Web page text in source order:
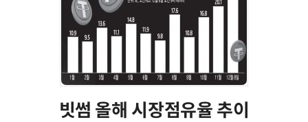
빗썸 올해 시장점유율 추이